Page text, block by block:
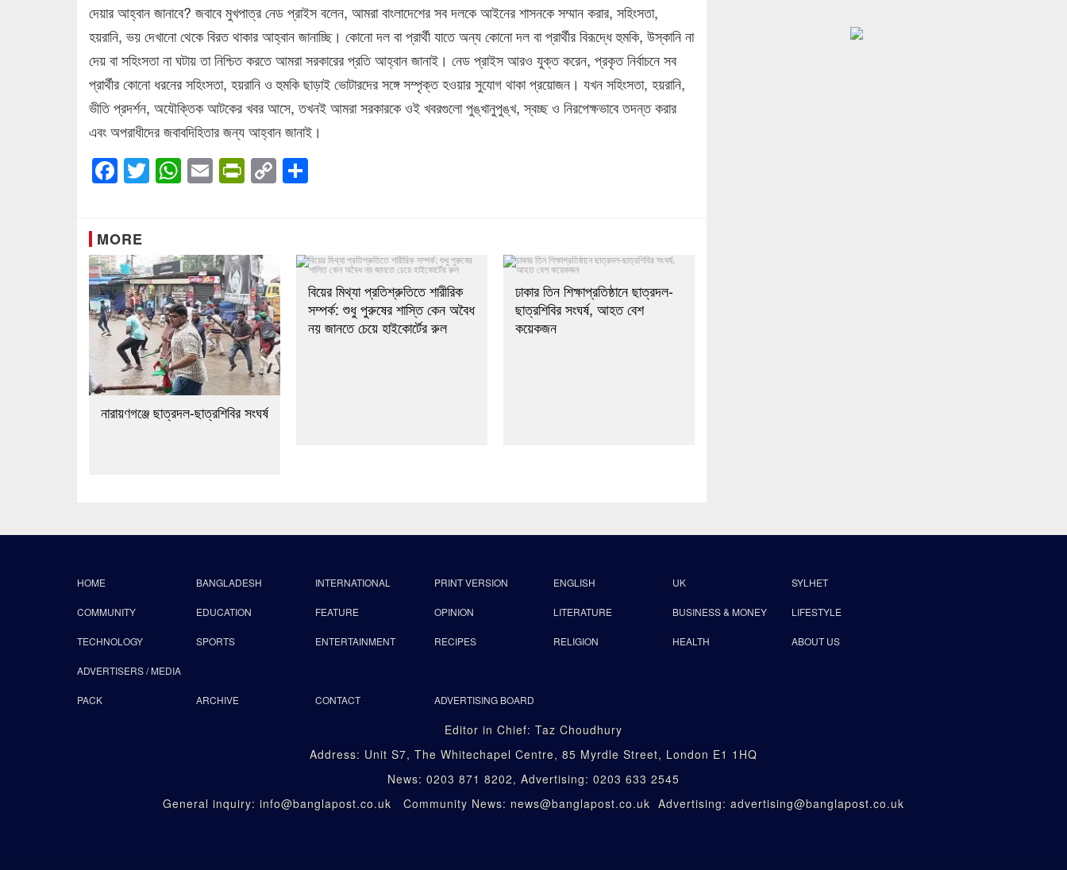
দেয়ার আহ্বান জানাবে? জবাবে মুখপাত্র নেড প্রাইস বলেন, আমরা বাংলাদেশের সব দলকে আইনের শাসনকে সম্মান করার, সহিংসতা,
হয়রানি, ভয় দেখানো থেকে বিরত থাকার আহ্বান জানাচ্ছি। কোনো দল বা প্রার্থী যাতে অন্য কোনো দল বা প্রার্থীর বিরূদ্ধে হুমকি, উস্কানি না
দেয় বা সহিংসতা না ঘটায় তা নিশ্চিত করতে আমরা সরকারের প্রতি আহ্বান জানাই। নেড প্রাইস আরও যুক্ত করেন, প্রকৃত নির্বাচনে সব
প্রার্থীর কোনো ধরনের সহিংসতা, হয়রানি ও হুমকি ছাড়াই ভোটারদের সঙ্গে সম্পৃক্ত হওয়ার সুযোগ থাকা প্রয়োজন। যখন সহিংসতা, হয়রানি,
ভীতি প্রদর্শন, অযৌক্তিক আটকের খবর আসে, তখনই আমরা সরকারকে ওই খবরগুলো পুঙ্খানুপুঙ্খ, স্বচ্ছ ও নিরপেক্ষভাবে তদন্ত করার
এবং অপরাধীদের জবাবদিহিতার জন্য আহ্বান জানাই।
Facebook
Twitter
WhatsApp
EmailPrintFriendly
Copy
Link
MORE
নারায়ণগঞ্জে ছাত্রদল-ছাত্রশিবির সংঘর্ষ
বিয়ের মিথ্যা প্রতিশ্রুতিতে শারীরিক
সম্পর্ক: শুধু পুরুষের শাস্তি কেন অবৈধ
নয় জানতে চেয়ে হাইকোর্টের রুল
ঢাকার তিন শিক্ষাপ্রতিষ্ঠানে ছাত্রদল-
ছাত্রশিবির সংঘর্ষ, আহত বেশ
কয়েকজন
HOME BANGLADESH INTERNATIONAL PRINT VERSION ENGLISH UK SYLHET
COMMUNITY EDUCATION FEATURE OPINION LITERATURE BUSINESS & MONEY LIFESTYLE
TECHNOLOGY SPORTS ENTERTAINMENT RECIPES RELIGION HEALTH ABOUT US
ADVERTISERS / MEDIA
PACK ARCHIVE CONTACT ADVERTISING BOARD
Editor in Chief: Taz Choudhury
Address: Unit S7, The Whitechapel Centre, 85 Myrdle Street, London E1 1HQ
News: 0203 871 8202, Advertising: 0203 633 2545
General inquiry: info@banglapost.co.uk Community News: news@banglapost.co.uk Advertising: advertising@banglapost.co.uk